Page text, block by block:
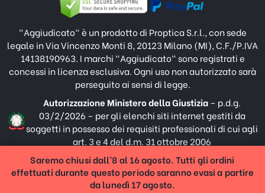
"Aggiudicato" è un prodotto di Proptica S.r.l., con sede
legale in Via Vincenzo Monti 8, 20123 Milano (MI), C.F./P.IVA
14138190963. I marchi "Aggiudicato" sono registrati e
concessi in licenza esclusiva. Ogni uso non autorizzato sarà
perseguito ai sensi di legge.
Autorizzazione Ministero della Giustizia– p.d.g.
03/2/2026 – per gli elenchi siti internet gestiti da
soggetti in possesso dei requisiti professionali di cui agli
art. 3 e 4 del d.m. 31 ottobre 2006
Designed e Developed by
Saremo chiusi dall’8 al 16 agosto. Tutti gli ordini
effettuati durante questo periodo saranno evasi a partire
da lunedì 17 agosto.